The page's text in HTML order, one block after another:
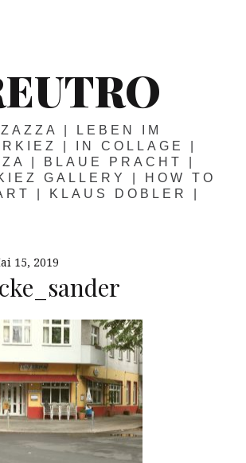
| LEBEN IM
| IN COLLAGE |
| BLAUE PRACHT |
GALLERY | HOW TO
| KLAUS DOBLER |
15, 2019